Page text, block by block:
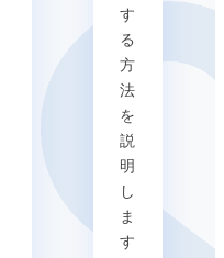
す
る
方
法
を
説
明
し
ま
す